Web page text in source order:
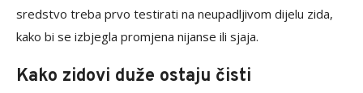
sredstvo treba prvo testirati na neupadljivom dijelu zida,
kako bi se izbjegla promjena nijanse ili sjaja.
Kako zidovi duže ostaju čisti